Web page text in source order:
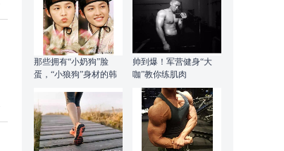
那些拥有“小奶狗”脸
蛋，“小狼狗”身材的韩
帅到爆！军营健身“大
咖”教你练肌肉